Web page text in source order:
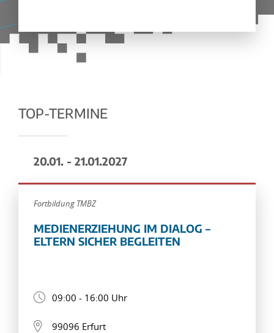
TOP-TERMINE
20.01. - 21.01.2027
Fortbildung TMBZ
MEDIENERZIEHUNG IM DIALOG –
ELTERN SICHER BEGLEITEN
09:00 - 16:00 Uhr
99096 Erfurt